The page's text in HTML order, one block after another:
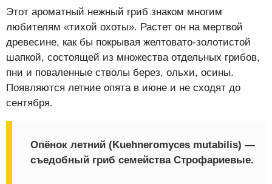
Этот ароматный нежный гриб знаком многим
любителям «тихой охоты». Растет он на мертвой
древесине, как бы покрывая желтовато-золотистой
шапкой, состоящей из множества отдельных грибов,
пни и поваленные стволы берез, ольхи, осины.
Появляются летние опята в июне и не сходят до
сентября.
Опёнок летний (Kuehneromyces mutabilis) —
съедобный гриб семейства Строфариевые.